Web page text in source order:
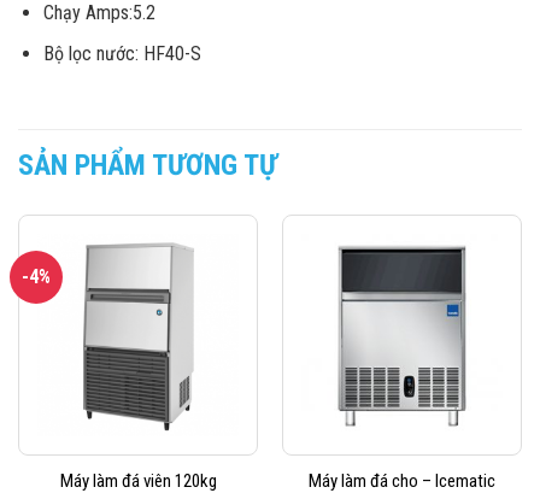
Chạy Amps:5.2
Bộ lọc nước: HF40-S
SẢN PHẨM TƯƠNG TỰ
-4%
Máy làm đá viên 120kg Máy làm đá cho – Icematic